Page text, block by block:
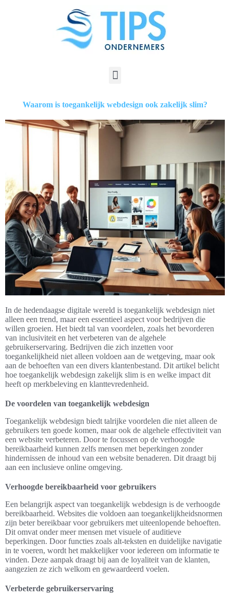
Waarom is toegankelijk webdesign ook zakelijk slim?
In de hedendaagse digitale wereld is toegankelijk webdesign niet
alleen een trend, maar een essentieel aspect voor bedrijven die
willen groeien. Het biedt tal van voordelen, zoals het bevorderen
van inclusiviteit en het verbeteren van de algehele
gebruikerservaring. Bedrijven die zich inzetten voor
toegankelijkheid niet alleen voldoen aan de wetgeving, maar ook
aan de behoeften van een divers klantenbestand. Dit artikel belicht
hoe toegankelijk webdesign zakelijk slim is en welke impact dit
heeft op merkbeleving en klanttevredenheid.
De voordelen van toegankelijk webdesign
Toegankelijk webdesign biedt talrijke voordelen die niet alleen de
gebruikers ten goede komen, maar ook de algehele effectiviteit van
een website verbeteren. Door te focussen op de verhoogde
bereikbaarheid kunnen zelfs mensen met beperkingen zonder
hindernissen de inhoud van een website benaderen. Dit draagt bij
aan een inclusieve online omgeving.
Verhoogde bereikbaarheid voor gebruikers
Een belangrijk aspect van toegankelijk webdesign is de verhoogde
bereikbaarheid. Websites die voldoen aan toegankelijkheidsnormen
zijn beter bereikbaar voor gebruikers met uiteenlopende behoeften.
Dit omvat onder meer mensen met visuele of auditieve
beperkingen. Door functies zoals alt-teksten en duidelijke navigatie
in te voeren, wordt het makkelijker voor iedereen om informatie te
vinden. Deze aanpak draagt bij aan de loyaliteit van de klanten,
aangezien ze zich welkom en gewaardeerd voelen.
Verbeterde gebruikerservaring